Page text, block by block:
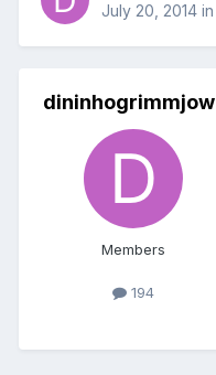
July 20, 2014 in
dininhogrimmjow
Members
194